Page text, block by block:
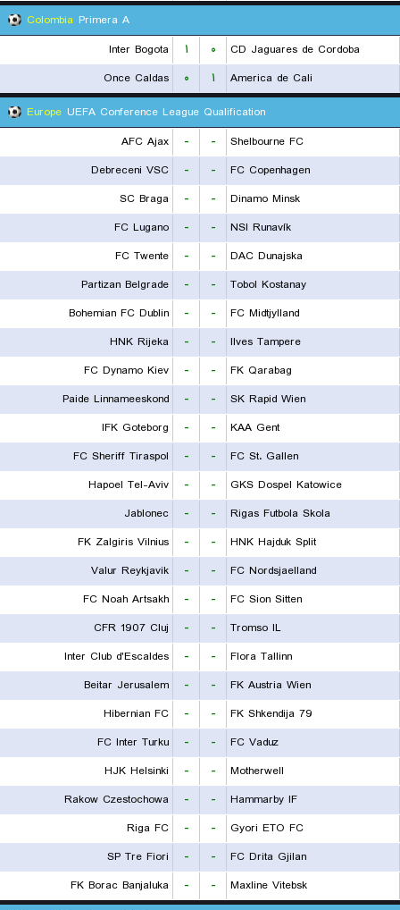
Colombia Primera A
Inter Bogota
۱ ۰
CD Jaguares de Cordoba
Once Caldas
۰ ۱
America de Cali
Europe UEFA Conference League Qualification
AFC Ajax
- -
Shelbourne FC
Debreceni VSC
- -
FC Copenhagen
SC Braga
- -
Dinamo Minsk
FC Lugano
- -
NSI Runavík
FC Twente
- -
DAC Dunajska
Partizan Belgrade
- -
Tobol Kostanay
Bohemian FC Dublin
- -
FC Midtjylland
HNK Rijeka
- -
Ilves Tampere
FC Dynamo Kiev
- -
FK Qarabag
Paide Linnameeskond
- -
SK Rapid Wien
IFK Goteborg
- -
KAA Gent
FC Sheriff Tiraspol
- -
FC St. Gallen
Hapoel Tel-Aviv
- -
GKS Dospel Katowice
Jablonec
- -
Rigas Futbola Skola
FK Zalgiris Vilnius
- -
HNK Hajduk Split
Valur Reykjavik
- -
FC Nordsjaelland
FC Noah Artsakh
- -
FC Sion Sitten
CFR 1907 Cluj
- -
Tromso IL
Inter Club d'Escaldes
- -
Flora Tallinn
Beitar Jerusalem
- -
FK Austria Wien
Hibernian FC
- -
FK Shkendija 79
FC Inter Turku
- -
FC Vaduz
HJK Helsinki
- -
Motherwell
Rakow Czestochowa
- -
Hammarby IF
Riga FC
- -
Gyori ETO FC
SP Tre Fiori
- -
FC Drita Gjilan
FK Borac Banjaluka
- -
Maxline Vitebsk